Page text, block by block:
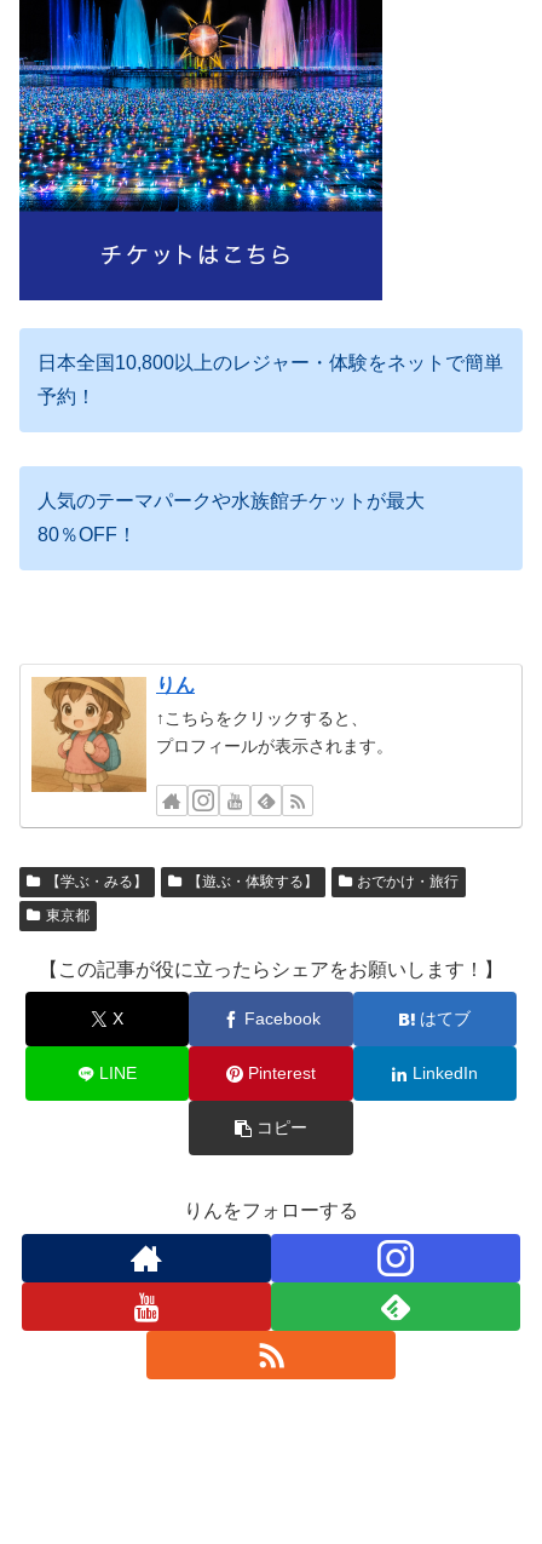
日本全国10,800以上のレジャー・体験をネットで簡単
予約！
人気のテーマパークや水族館チケットが最大
80％OFF！
りん
↑こちらをクリックすると、
プロフィールが表示されます。
【学ぶ・みる】 【遊ぶ・体験する】
おでかけ・旅行
東京都
【この記事が役に立ったらシェアをお願いします！】
X Facebook はてブ
LINE Pinterest LinkedIn
コピー
りんをフォローする